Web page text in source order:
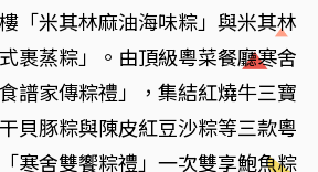
「米其林麻油海味粽」與米其林
裹蒸粽」。由頂級粵菜餐廳寒舍
譜家傳粽禮」，集結紅燒牛三寶
貝豚粽與陳皮紅豆沙粽等三款粵
寒舍雙饗粽禮」一次雙享鮑魚粽